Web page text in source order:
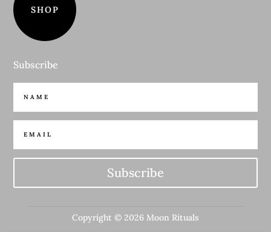
SHOP
Subscribe
Subscribe
Copyright © 2026 Moon Rituals